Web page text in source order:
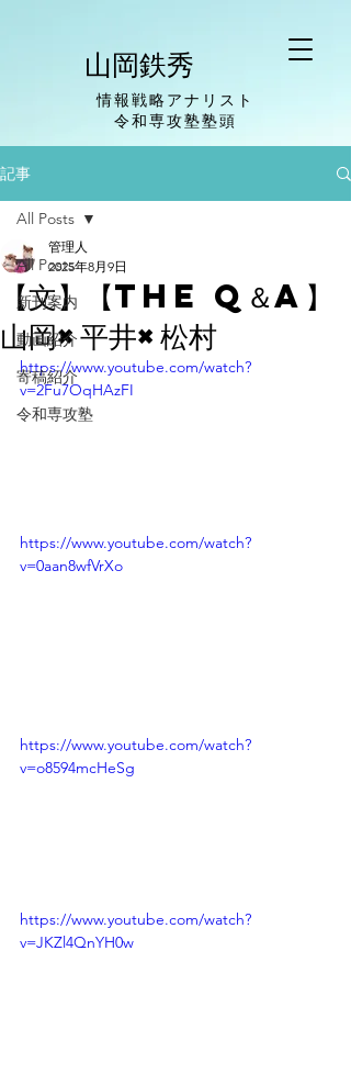
山岡鉄秀
情報戦略アナリスト
​令和専攻塾塾頭
記事
All Posts
新刊案内
動画紹介
寄稿紹介
令和専攻塾
All Posts
【文】【The Q＆A】
山岡×平井×松村
管理人
2025年8月9日
https://www.youtube.com/watch?
v=2Fu7OqHAzFI
https://www.youtube.com/watch?
v=0aan8wfVrXo
https://www.youtube.com/watch?
v=o8594mcHeSg
https://www.youtube.com/watch?
v=JKZl4QnYH0w